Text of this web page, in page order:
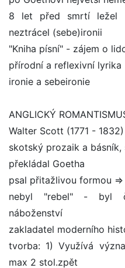
8 let před smrtí ležel
neztrácel (sebe)ironii
"Kniha písní" - zájem o
přírodní a reflexivní lyrika
ironie a sebeironie
ANGLICKÝ
Walter Scott (1771 - 1832)
skotský prozaik a
překládal Goetha
psal přitažlivou formou
nebyl "rebel" - byl
náboženství
zakladatel moderního
tvorba: 1) Využívá
max 2 stol.zpět